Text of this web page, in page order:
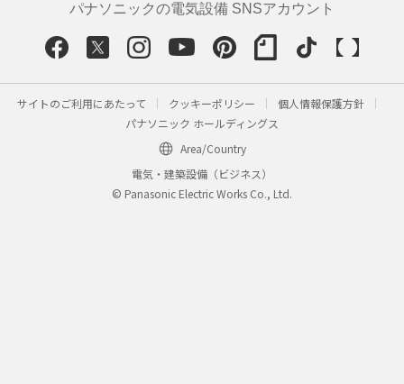
パナソニックの電気設備 SNSアカウント
サイトのご利用にあたって クッキーポリシー
個人情報保護方針
パナソニック ホールディングス
Area/Country
電気・建築設備（ビジネス）
© Panasonic Electric Works Co., Ltd.